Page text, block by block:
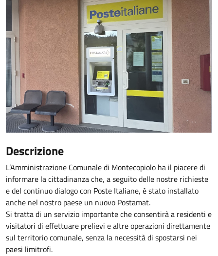
Descrizione
L’Amministrazione Comunale di Montecopiolo ha il piacere di
informare la cittadinanza che, a seguito delle nostre richieste
e del continuo dialogo con Poste Italiane, è stato installato
anche nel nostro paese un nuovo Postamat.
Si tratta di un servizio importante che consentirà a residenti e
visitatori di effettuare prelievi e altre operazioni direttamente
sul territorio comunale, senza la necessità di spostarsi nei
paesi limitrofi.